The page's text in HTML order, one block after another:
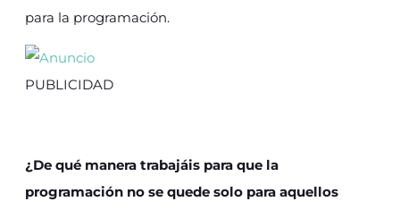
para la programación.
PUBLICIDAD
¿De qué manera trabajáis para que la
programación no se quede solo para aquellos